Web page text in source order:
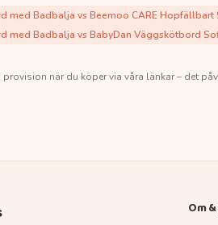
med Badbalja vs Beemoo CARE Hopfällbart
med Badbalja vs BabyDan Väggskötbord
provision när du köper via våra länkar – det
Om